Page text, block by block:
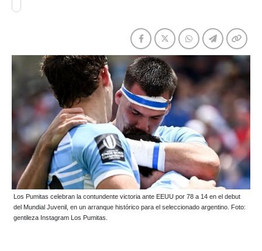
Los Pumitas celebran la contundente victoria ante EEUU por 78 a 14 en el debut
del Mundial Juvenil, en un arranque histórico para el seleccionado argentino. Foto:
gentileza Instagram Los Pumitas.